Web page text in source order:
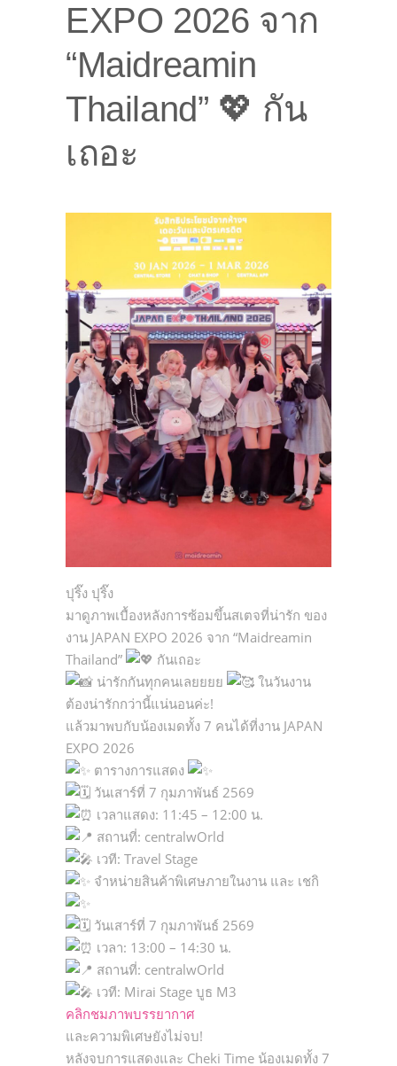
EXPO 2026 จาก
“Maidreamin
Thailand” 💖 กัน
เถอะ
ปุริ๊ง ปุริ๊ง
มาดูภาพเบื้องหลังการซ้อมขึ้นสเตจที่น่ารัก ของ
งาน JAPAN EXPO 2026 จาก “Maidreamin
Thailand”
กันเถอะ
น่ารักกันทุกคนเลยยยย
ในวันงาน
ต้องน่ารักกว่านี้แน่นอนค่ะ!
แล้วมาพบกับน้องเมดทั้ง 7 คนได้ที่งาน JAPAN
EXPO 2026
ตารางการแสดง
วันเสาร์ที่ 7 กุมภาพันธ์ 2569
เวลาแสดง: 11:45 – 12:00 น.
สถานที่: centralwOrld
เวที: Travel Stage
จำหน่ายสินค้าพิเศษภายในงาน และ เชกิ
วันเสาร์ที่ 7 กุมภาพันธ์ 2569
เวลา: 13:00 – 14:30 น.
สถานที่: centralwOrld
เวที: Mirai Stage บูธ M3
คลิกชมภาพบรรยากาศ
และความพิเศษยังไม่จบ!
หลังจบการแสดงและ Cheki Time น้องเมดทั้ง 7